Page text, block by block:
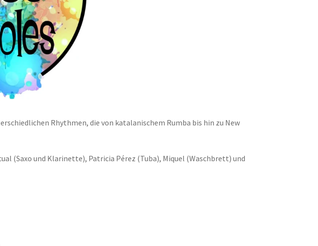
Rhythmen, die von katalanischem Rumba bis hin zu New
(Saxo und Klarinette), Patricia Pérez (Tuba), Miquel (Waschbrett) und